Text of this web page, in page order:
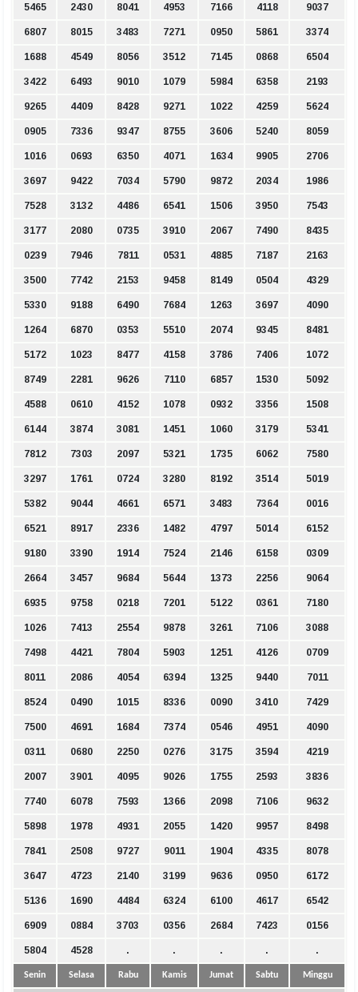
5465 2430 8041 4953 7166 4118 9037
6807 8015 3483 7271 0950 5861 3374
1688 4549 8056 3512 7145 0868 6504
3422 6493 9010 1079 5984 6358 2193
9265 4409 8428 9271 1022 4259 5624
0905 7336 9347 8755 3606 5240 8059
1016 0693 6350 4071 1634 9905 2706
3697 9422 7034 5790 9872 2034 1986
7528 3132 4486 6541 1506 3950 7543
3177 2080 0735 3910 2067 7490 8435
0239 7946 7811 0531 4885 7187 2163
3500 7742 2153 9458 8149 0504 4329
5330 9188 6490 7684 1263 3697 4090
1264 6870 0353 5510 2074 9345 8481
5172 1023 8477 4158 3786 7406 1072
8749 2281 9626 7110 6857 1530 5092
4588 0610 4152 1078 0932 3356 1508
6144 3874 3081 1451 1060 3179 5341
7812 7303 2097 5321 1735 6062 7580
3297 1761 0724 3280 8192 3514 5019
5382 9044 4661 6571 3483 7364 0016
6521 8917 2336 1482 4797 5014 6152
9180 3390 1914 7524 2146 6158 0309
2664 3457 9684 5644 1373 2256 9064
6935 9758 0218 7201 5122 0361 7180
1026 7413 2554 9878 3261 7106 3088
7498 4421 7804 5903 1251 4126 0709
8011 2086 4054 6394 1325 9440 7011
8524 0490 1015 8336 0090 3410 7429
7500 4691 1684 7374 0546 4951 4090
0311 0680 2250 0276 3175 3594 4219
2007 3901 4095 9026 1755 2593 3836
7740 6078 7593 1366 2098 7106 9632
5898 1978 4931 2055 1420 9957 8498
7841 2508 9727 9011 1904 4335 8078
3647 4723 2140 3199 9636 0950 6172
5136 1690 4484 6324 6100 4617 6542
6909 0884 3703 0356 2684 7423 0156
5804 4528 . . . . .
Senin Selasa Rabu Kamis Jumat Sabtu Minggu